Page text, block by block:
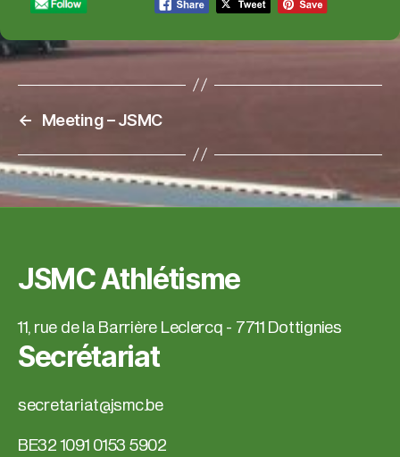
← Meeting – JSMC
JSMC Athlétisme
11, rue de la Barrière Leclercq - 7711 Dottignies
Secrétariat
secretariat@jsmc.be
BE32 1091 0153 5902